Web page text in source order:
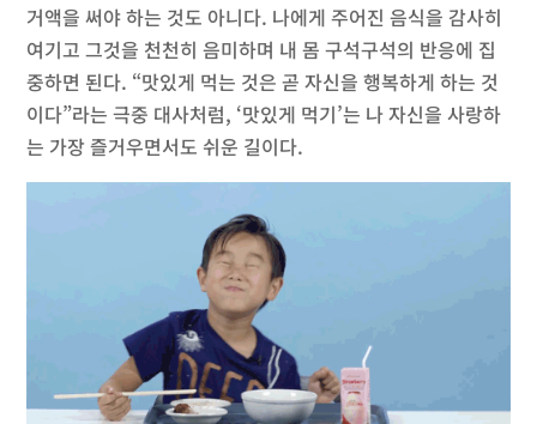
거액을 써야 하는 것도 아니다. 나에게 주어진 음식을 감사히
여기고 그것을 천천히 음미하며 내 몸 구석구석의 반응에 집
중하면 된다. “맛있게 먹는 것은 곧 자신을 행복하게 하는 것
이다”라는 극중 대사처럼, ‘맛있게 먹기’는 나 자신을 사랑하
는 가장 즐거우면서도 쉬운 길이다.